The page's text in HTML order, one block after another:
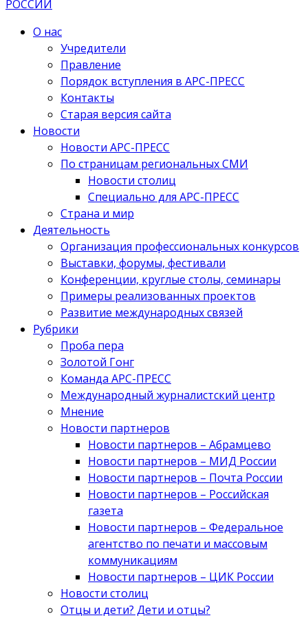
О нас
Учредители
Правление
Порядок вступления в АРС-ПРЕСС
Контакты
Старая версия сайта
Новости
Новости АРС-ПРЕСС
По страницам региональных СМИ
Новости столиц
Специально для АРС-ПРЕСС
Страна и мир
Деятельность
Организация профессиональных конкурсов
Выставки, форумы, фестивали
Конференции, круглые столы, семинары
Примеры реализованных проектов
Развитие международных связей
Рубрики
Проба пера
Золотой Гонг
Команда АРС-ПРЕСС
Международный журналистский центр
Мнение
Новости партнеров
Новости партнеров – Абрамцево
Новости партнеров – МИД России
Новости партнеров – Почта России
Новости партнеров – Российская
газета
Новости партнеров – Федеральное
агентство по печати и массовым
коммуникациям
Новости партнеров – ЦИК России
Новости столиц
Отцы и дети? Дети и отцы?